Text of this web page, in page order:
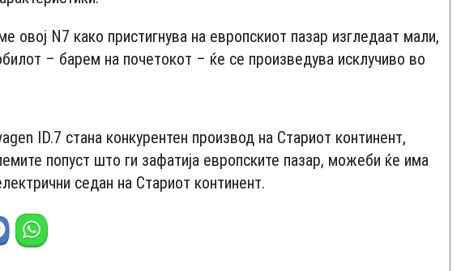
овој N7 како пристигнува на европскиот пазар изгледаат мали,
– барем на почетокот – ќе се произведува исклучиво во
ID.7 стана конкурентен производ на Стариот континент,
попуст што ги зафатија европските пазар, можеби ќе има
седан на Стариот континент.